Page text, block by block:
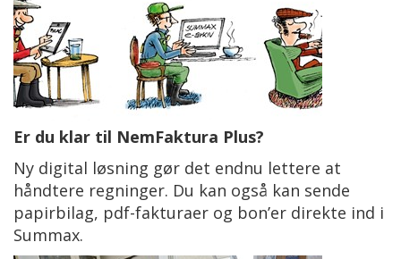
Er du klar til NemFaktura Plus?
Ny digital løsning gør det endnu lettere at
håndtere regninger. Du kan også kan sende
papirbilag, pdf-fakturaer og bon’er direkte ind i
Summax.